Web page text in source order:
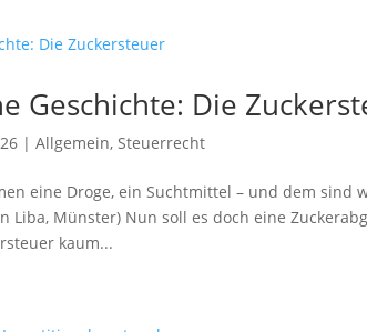
Geschichte: Die
|Allgemein,Steuerrecht
eine Droge, ein Suchtmittel – und dem sind
Liba, Münster) Nun soll es doch eine
kaum...